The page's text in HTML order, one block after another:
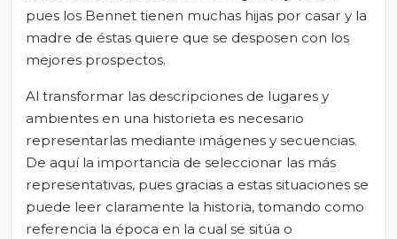
pues los Bennet tienen muchas hijas por casar y la
madre de éstas quiere que se desposen con los
mejores prospectos.
Al transformar las descripciones de lugares y
ambientes en una historieta es necesario
representarlas mediante imágenes y secuencias.
De aquí la importancia de seleccionar las más
representativas, pues gracias a estas situaciones se
puede leer claramente la historia, tomando como
referencia la época en la cual se sitúa o